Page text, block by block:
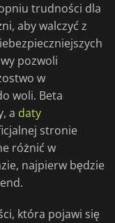
trudności dla
aby walczyć z
pozwoli
w
woli. Beta
a daty
stronie
różnić w
najpierw będzie
która pojawi się